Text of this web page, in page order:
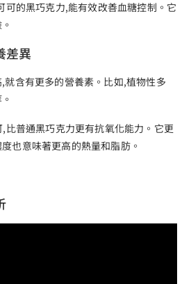
可的黑巧克力,能有效改善血糖控制。它
差異
就含有更多的營養素。比如,植物性多
比普通黑巧克力更有抗氧化能力。它更
也意味著更高的熱量和脂肪。